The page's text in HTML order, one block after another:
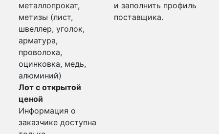
металлопрокат,
метизы (лист,
швеллер, уголок,
арматура,
проволока,
оцинковка, медь,
алюминий)
Лот с открытой
ценой
Информация о
заказчике доступна
и заполнить профиль
поставщика.